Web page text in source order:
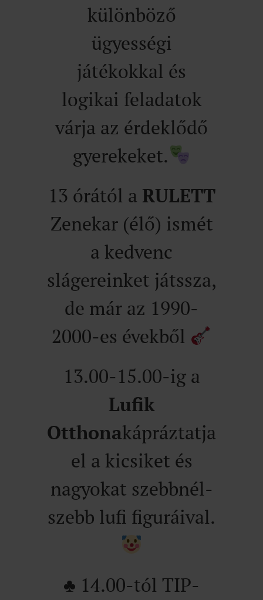
különböző
ügyességi
játékokkal és
logikai feladatok
várja az érdeklődő
gyerekeket.
13 órától a RULETT
Zenekar (élő) ismét
a kedvenc
slágereinket játssza,
de már az 1990-
2000-es évekből
13.00-15.00-ig a
Lufik
Otthonakápráztatja
el a kicsiket és
nagyokat szebbnél-
szebb lufi figuráival.
♣️ 14.00-tól TIP-